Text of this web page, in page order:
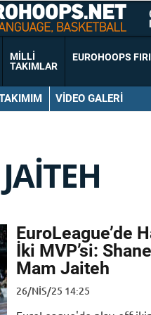
MILLI
TAKIMLAR
EUROHOOPS
VIDEO GALERI
EuroLeague’de
İki MVP’si:
Mam Jaiteh
26/NIS/25 14:25